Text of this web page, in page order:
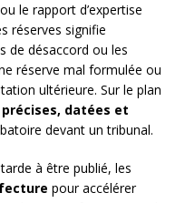
le rapport d’expertise
réserves signifie
de désaccord ou les
réserve mal formulée ou
ultérieure. Sur le plan
précises, datées et
devant un tribunal.
à être publié, les
pour accélérer